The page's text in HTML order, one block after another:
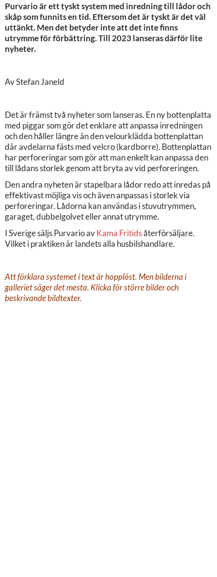
Purvario är ett tyskt system med inredning till lådor och
skåp som funnits en tid. Eftersom det är tyskt är det väl
uttänkt. Men det betyder inte att det inte finns
utrymme för förbättring. Till 2023 lanseras därför lite
nyheter.
Av Stefan Janeld
Det är främst två nyheter som lanseras. En ny bottenplatta
med piggar som gör det enklare att anpassa inredningen
och den håller längre än den velourklädda bottenplattan
där avdelarna fästs med velcro (kardborre). Bottenplattan
har perforeringar som gör att man enkelt kan anpassa den
till lådans storlek genom att bryta av vid perforeringen.
Den andra nyheten är stapelbara lådor redo att inredas på
effektivast möjliga vis och även anpassas i storlek via
perforeringar. Lådorna kan användas i stuvutrymmen,
garaget, dubbelgolvet eller annat utrymme.
I Sverige säljs Purvario avKama Fritidsåterförsäljare.
Vilket i praktiken är landets alla husbilshandlare.
Att förklara systemet i text är hopplöst. Men bilderna i
galleriet säger det mesta. Klicka för större bilder och
beskrivande bildtexter.